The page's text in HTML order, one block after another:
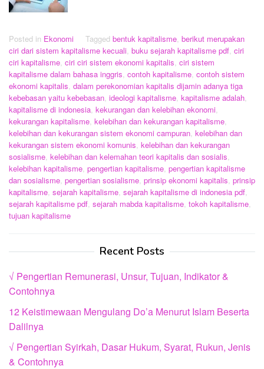
Posted in Ekonomi Tagged bentuk kapitalisme berikut merupakan
ciri dari sistem kapitalisme kecuali buku sejarah kapitalisme pdf ciri
ciri kapitalisme ciri ciri sistem ekonomi kapitalis ciri sistem
kapitalisme dalam bahasa inggris contoh kapitalisme contoh sistem
ekonomi kapitalis dalam perekonomian kapitalis dijamin adanya tiga
kebebasan yaitu kebebasan ideologi kapitalisme kapitalisme adalah
kapitalisme di indonesia kekurangan dan kelebihan ekonomi
kekurangan kapitalisme kelebihan dan kekurangan kapitalisme
kelebihan dan kekurangan sistem ekonomi campuran kelebihan dan
kekurangan sistem ekonomi komunis kelebihan dan kekurangan
sosialisme kelebihan dan kelemahan teori kapitalis dan sosialis
kelebihan kapitalisme pengertian kapitalisme pengertian kapitalisme
dan sosialisme pengertian sosialisme prinsip ekonomi kapitalis prinsip
kapitalisme sejarah kapitalisme sejarah kapitalisme di indonesia pdf
sejarah kapitalisme pdf sejarah mabda kapitalisme tokoh kapitalisme
tujuan kapitalisme
Recent Posts
√ Pengertian Remunerasi, Unsur, Tujuan, Indikator &
Contohnya
12 Keistimewaan Mengulang Do’a Menurut Islam Beserta
Dalilnya
√ Pengertian Syirkah, Dasar Hukum, Syarat, Rukun, Jenis
& Contohnya